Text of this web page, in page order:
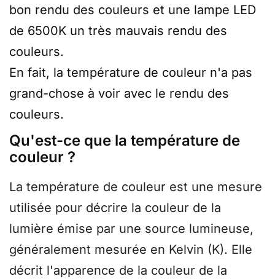
bon rendu des couleurs et une lampe LED
de 6500K un très mauvais rendu des
couleurs.
En fait, la température de couleur n'a pas
grand-chose à voir avec le rendu des
couleurs.
Qu'est-ce que la température de
couleur ?
La température de couleur est une mesure
utilisée pour décrire la couleur de la
lumière émise par une source lumineuse,
généralement mesurée en Kelvin (K). Elle
décrit l'apparence de la couleur de la